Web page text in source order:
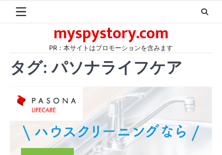
myspystory.com
PR：本サイトはプロモーションを含みます
タグ:パソナライフケア